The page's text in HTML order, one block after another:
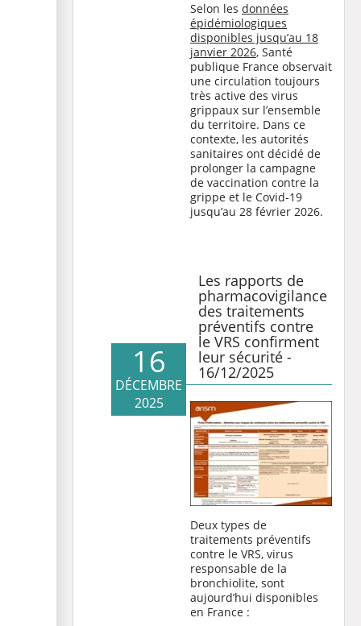
Selon les données
épidémiologiques
disponibles jusqu’au 18
janvier 2026, Santé
publique France observait
une circulation toujours
très active des virus
grippaux sur l’ensemble
du territoire. Dans ce
contexte, les autorités
sanitaires ont décidé de
prolonger la campagne
de vaccination contre la
grippe et le Covid-19
jusqu’au 28 février 2026.
Les rapports de
pharmacovigilance
des traitements
préventifs contre
le VRS confirment
leur sécurité -
16/12/2025
16
DÉCEMBRE
2025
Deux types de
traitements préventifs
contre le VRS, virus
responsable de la
bronchiolite, sont
aujourd’hui disponibles
en France :